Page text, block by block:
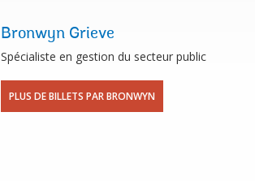
Bronwyn Grieve
Spécialiste en gestion du secteur public
PLUS DE BILLETS PAR BRONWYN